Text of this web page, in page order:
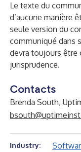
Le texte du
d’aucune manière
seule version du
communiqué dans
devra toujours être
jurisprudence.
Contacts
Brenda South,
Industry: